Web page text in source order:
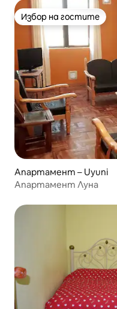
Избор на гостите
Избор на гостите
Апартамент – Uyuni
Апартамент Луна